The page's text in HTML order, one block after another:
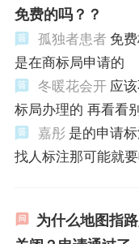
免费的吗？？
孤独者患者免
是在商标局申请的
冬暖花会开 应
标局办理的 再看看
嘉彤 是的申请
找人标注那可能就
为什么地图指